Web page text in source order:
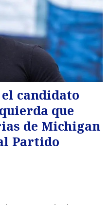
candidato
que
de Michigan
Partido